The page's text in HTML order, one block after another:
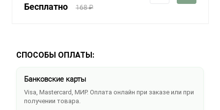
Бесплатно 168 ₽
СПОСОБЫ ОПЛАТЫ:
Банковские карты
Visa, Mastercard, МИР. Оплата онлайн при заказе или при
получении товара.